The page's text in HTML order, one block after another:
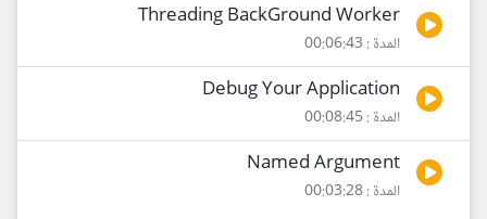
Threading BackGround Worker
المدة : 00:06:43
Debug Your Application
المدة : 00:08:45
Named Argument
المدة : 00:03:28